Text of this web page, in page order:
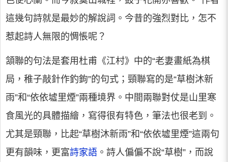
這幾句詩就是最妙的解說詞。今昔的強烈對比，怎不
惹起詩人無限的惆悵呢？
頷聯的句法是套用杜甫《江村》中的“老妻畫紙為棋
局，稚子敲針作釣鉤”的句式；頸聯寫的是“草樹沐新
雨”和“依依墟里煙”兩種境界。中間兩聯對仗是山里寒
食風光的具體描繪，寫得很有特色，筆法也很老到。
尤其是頸聯，比起“草樹沐新雨”和“依依墟里煙”這兩句
更有韻味，更富詩家語 。詩人偏偏不說“草樹”，而說